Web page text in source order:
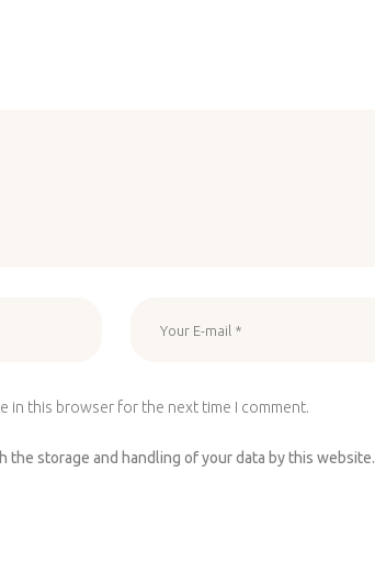
in this browser for the next time I comment.
the storage and handling of your data by this website.